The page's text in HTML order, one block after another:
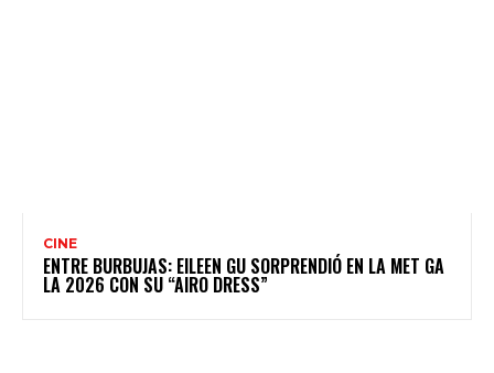
CINE
ENTRE BURBUJAS: EILEEN GU SORPRENDIÓ EN LA MET GA
LA 2026 CON SU “AIRO DRESS”